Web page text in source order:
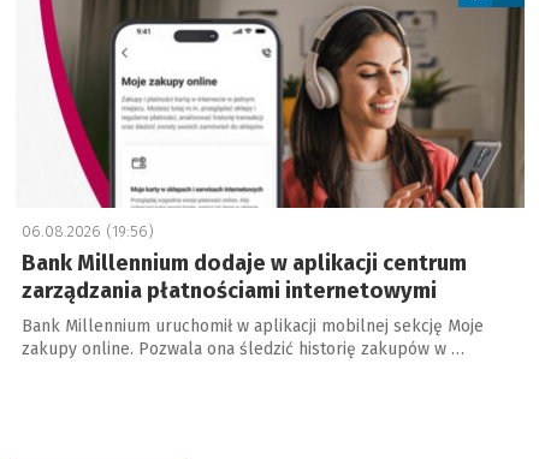
06.08.2026 (19:56)
Bank Millennium dodaje w aplikacji centrum
zarządzania płatnościami internetowymi
Bank Millennium uruchomił w aplikacji mobilnej sekcję Moje
zakupy online. Pozwala ona śledzić historię zakupów w …